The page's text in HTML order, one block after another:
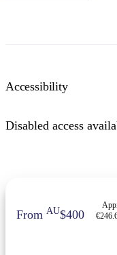
Accessibility
Disabled access
FromAU$400